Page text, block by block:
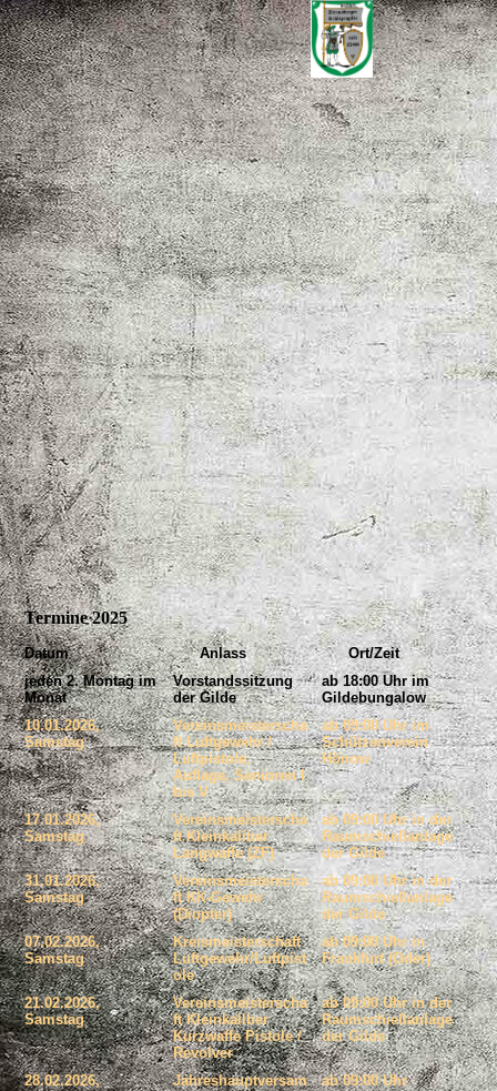
Termine 2025
Datum Anlass
Ort/Zeit
jeden 2. Montag im
Monat
Vorstandssitzung
der Gilde
ab 18:00 Uhr im
Gildebungalow
10.01.2026,
Samstag
Vereinsmeisterscha
ft Luftgewehr /
Luftpistole,
Auflage, Senioren I
bis V
ab 09:00 Uhr im
Schützenverein
Hönow
17.01.2026,
Samstag
Vereinsmeisterscha
ft Kleinkaliber
Langwaffe (ZF)
ab 09:00 Uhr in der
Raumschießanlage
der Gilde
31.01.2026,
Samstag
Vereinsmeisterscha
ft KK-Gewehr
(Diopter)
ab 09:00 Uhr in der
Raumschießanlage
der Gilde
07.02.2026,
Samstag
Kreismeisterschaft
Luftgewehr/Luftpist
ole
ab 09:00 Uhr in
Frankfurt (Oder)
21.02.2026,
Samstag
Vereinsmeisterscha
ft Kleinkaliber
Kurzwaffe Pistole /
Revolver
ab 09:00 Uhr in der
Raumschießanlage
der Gilde
28.02.2026,
Jahreshauptversam
ab 09:00 Uhr